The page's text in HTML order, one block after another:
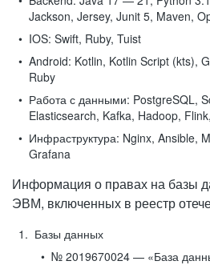
Jackson, Jersey, Junit 5, Maven,
IOS: Swift, Ruby, Tuist
Android: Kotlin, Kotlin Script (kts),
Ruby
Работа с данными: PostgreSQL,
Elasticsearch, Kafka, Hadoop,
Инфраструктура: Nginx, Ansible,
Grafana
Информация о правах на базы
ЭВМ, включенных в реестр
Базы данных
№ 2019670024 — «База